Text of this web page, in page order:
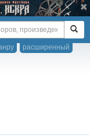
расширенный